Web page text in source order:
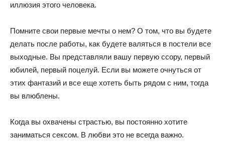
иллюзия этого человека.
Помните свои первые мечты о нем? О том, что вы будете
делать после работы, как будете валяться в постели все
выходные. Вы представляли вашу первую ссору, первый
юбилей, первый поцелуй. Если вы можете очнуться от
этих фантазий и все еще хотеть быть рядом с ним, тогда
вы влюблены.
Когда вы охвачены страстью, вы постоянно хотите
заниматься сексом. В любви это не всегда важно.